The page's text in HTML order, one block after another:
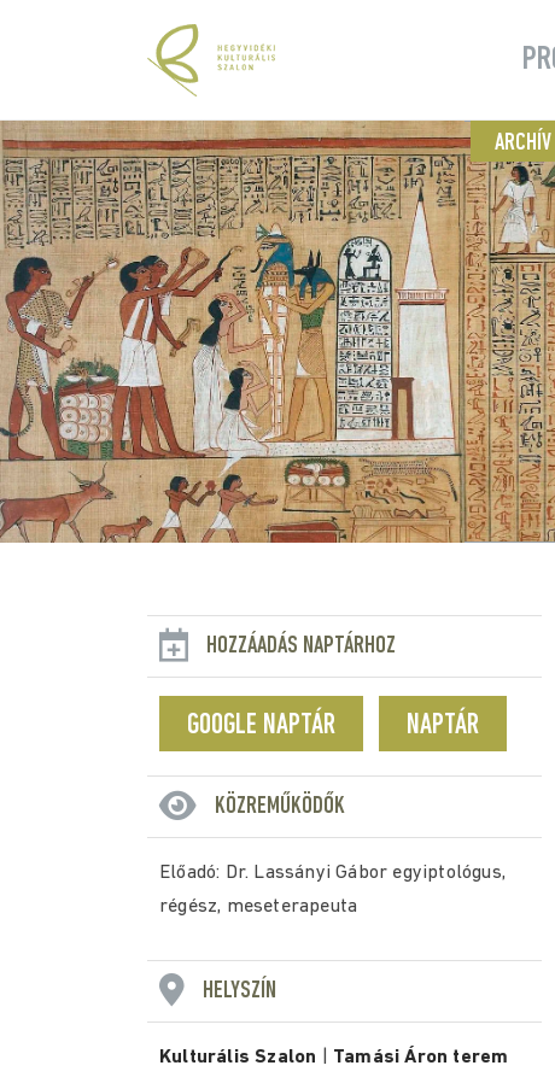
ARCHÍV
HOZZÁADÁS NAPTÁRHOZ
GOOGLE NAPTÁR NAPTÁR
KÖZREMŰKÖDŐK
Előadó: Dr. Lassányi Gábor egyiptológus,
régész, meseterapeuta
HELYSZÍN
Kulturális Szalon Tamási Áron terem